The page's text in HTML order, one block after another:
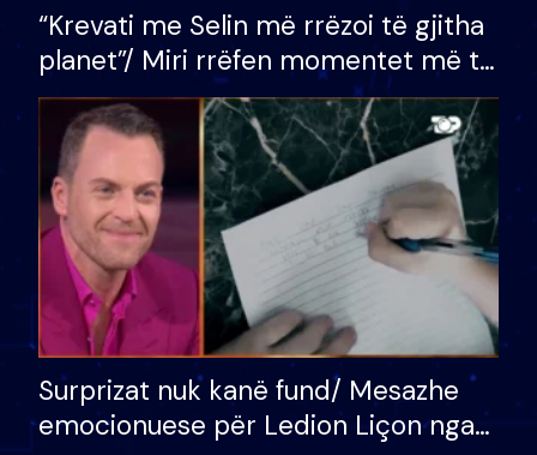
“Krevati me Selin më rrëzoi të gjitha
planet”/ Miri rrëfen momentet më të
bukura në shtëpinë e BB VIP: Do më
mungojë zilja e mëngjesit kur…
Surprizat nuk kanë fund/ Mesazhe
emocionuese për Ledion Liçon nga